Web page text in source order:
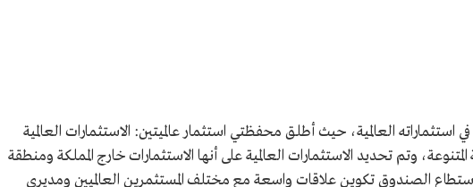
العالمية، حيث أطلق محفظتي استثمار عالميتين: الاستثمارات العالمية
المتنوعة، وتم تحديد الاستثمارات العالمية على أنها الاستثمارات خارج المملكة ومنطقة
الصندوق تكوين علاقات واسعة مع مختلف المستثمرين العالميين ومديري